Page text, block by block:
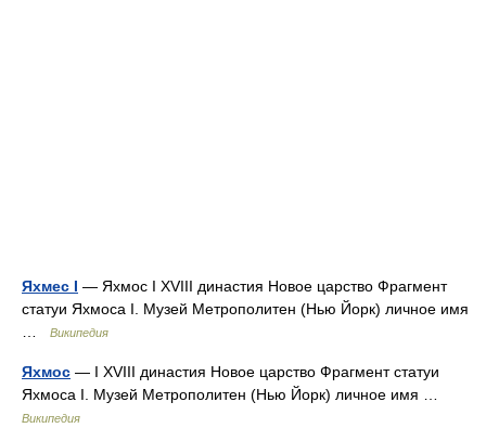
Яхмес I — Яхмос I XVIII династия Новое царство Фрагмент
статуи Яхмоса I. Музей Метрополитен (Нью Йорк) личное имя
Википедия
Яхмос — I XVIII династия Новое царство Фрагмент статуи
Яхмоса I. Музей Метрополитен (Нью Йорк) личное имя …
Википедия